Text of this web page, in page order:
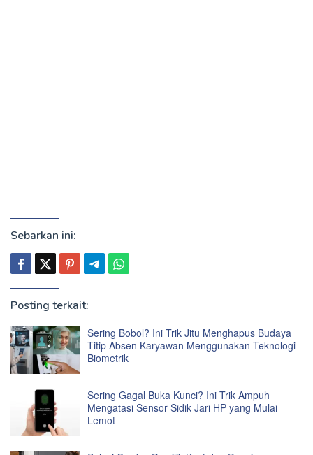
Sebarkan ini:
Posting terkait:
Sering Bobol? Ini Trik Jitu Menghapus Budaya
Titip Absen Karyawan Menggunakan Teknologi
Biometrik
Sering Gagal Buka Kunci? Ini Trik Ampuh
Mengatasi Sensor Sidik Jari HP yang Mulai
Lemot